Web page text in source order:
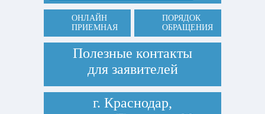
ОНЛАЙН
ПРИЕМНАЯ
ПОРЯДОК
ОБРАЩЕНИЯ
Полезные контакты
для заявителей
г. Краснодар,